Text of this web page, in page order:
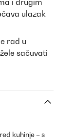
i drugim
ulazak
rad u
sačuvati
kuhinje – s